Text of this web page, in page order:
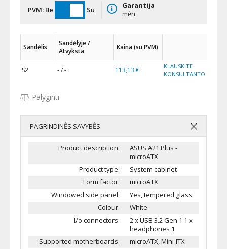
PVM: Be Su
Garantija
mėn.
Sandėlis
Sandėlyje /
Atvyksta
Kaina (su PVM)
S2 - / - 113,13 €
KLAUSKITE
KONSULTANTO
Palyginti
PAGRINDINĖS SAVYBĖS
Product description:
ASUS A21 Plus -
microATX
Product type:
System cabinet
Form factor:
microATX
Windowed side panel:
Yes, tempered glass
Colour:
White
I/o connectors:
2 x USB 3.2 Gen 1 1 x
headphones 1
Supported motherboards:
microATX, Mini-ITX